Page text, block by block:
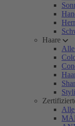
Haare
Alle
Alle